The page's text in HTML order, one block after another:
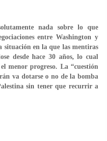
nada sobre lo que
entre Washington y
situación en la que las mentiras
desde hace 30 años, lo cual
menor progreso. La “cuestión
va dotarse o no de la bomba
sin tener que recurrir a